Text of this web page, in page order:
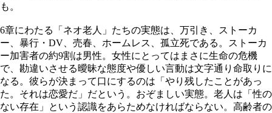
も。
6章にわたる「ネオ老人」たちの実態は、万引き、ストーカ
ー、暴行・DV、売春、ホームレス、孤立死である。ストーカ
ー加害者の約9割は男性。女性にとってはまさに生命の危機
で、勘違いさせる曖昧な態度や優しい言動は文字通り命取りに
なる。彼らが決まって口にするのは「やり残したことがあっ
た。それは恋愛だ」だという。おぞましい実態。老人は「性の
ない存在」という認識をあらためなければならない。高齢者の